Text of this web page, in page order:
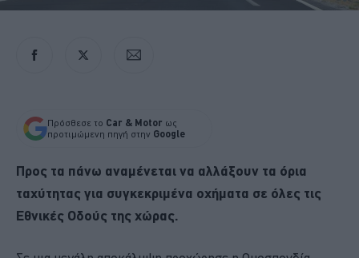
Πρόσθεσε το Car & Motor ως
προτιμώμενη πηγή στην Google
Προς τα πάνω αναμένεται να αλλάξουν τα όρια
ταχύτητας για συγκεκριμένα οχήματα σε όλες τις
Εθνικές Οδούς της χώρας.